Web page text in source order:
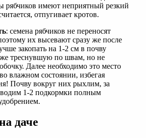
рябчиков имеют неприятный резкий
отпугивает кротов.
: семена рябчиков не переносят
их высевают сразу же после
закопать на 1-2 см в почву
треснувшую по швам, но не
Далее необходимо это место
влажном состоянии, избегая
Почву вокруг них рыхлим, за
1-2 подкормки полным
даче